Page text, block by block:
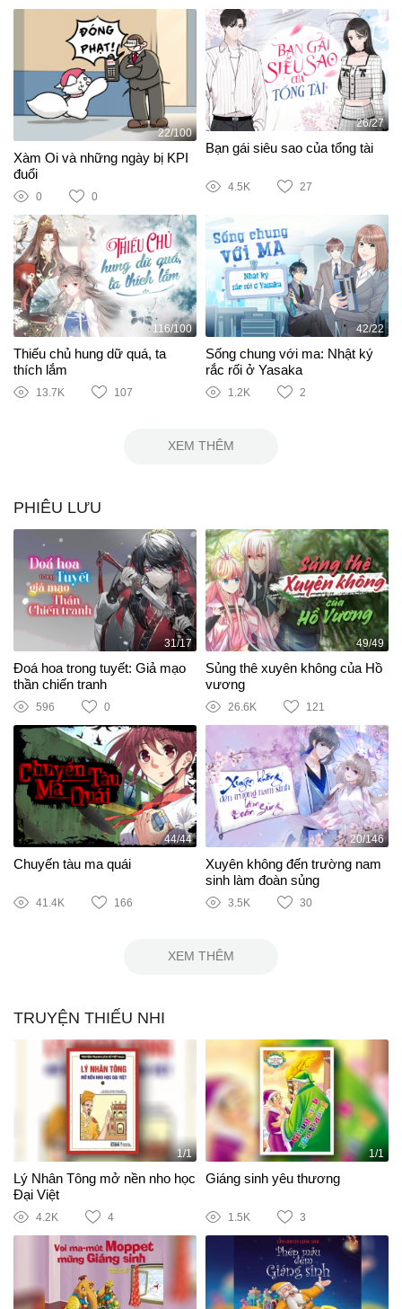
22/100
Xàm Oi và những ngày bị KPI
đuổi
0 0
26/27
Bạn gái siêu sao của tổng tài
4.5K 27
116/100
Thiếu chủ hung dữ quá, ta
thích lắm
13.7K 107
42/22
Sống chung với ma: Nhật ký
rắc rối ở Yasaka
1.2K 2
XEM THÊM
PHIÊU LƯU
31/17
Đoá hoa trong tuyết: Giả mạo
thần chiến tranh
596 0
49/49
Sủng thê xuyên không của Hồ
vương
26.6K 121
44/44
Chuyến tàu ma quái
41.4K 166
20/146
Xuyên không đến trường nam
sinh làm đoàn sủng
3.5K 30
XEM THÊM
TRUYỆN THIẾU NHI
1/1
Lý Nhân Tông mở nền nho học
Đại Việt
4.2K 4
1/1
Giáng sinh yêu thương
1.5K 3